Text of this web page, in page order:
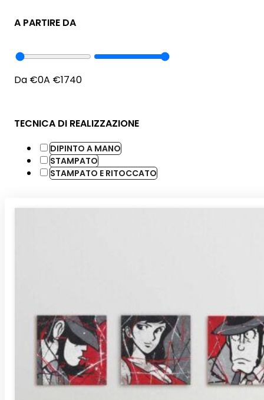
A PARTIRE DA
Da €0A €1740
TECNICA DI REALIZZAZIONE
DIPINTO A MANO
STAMPATO
STAMPATO E RITOCCATO